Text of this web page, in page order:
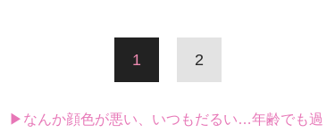
1 2
▶なんか顔色が悪い、いつもだるい…年齢でも過